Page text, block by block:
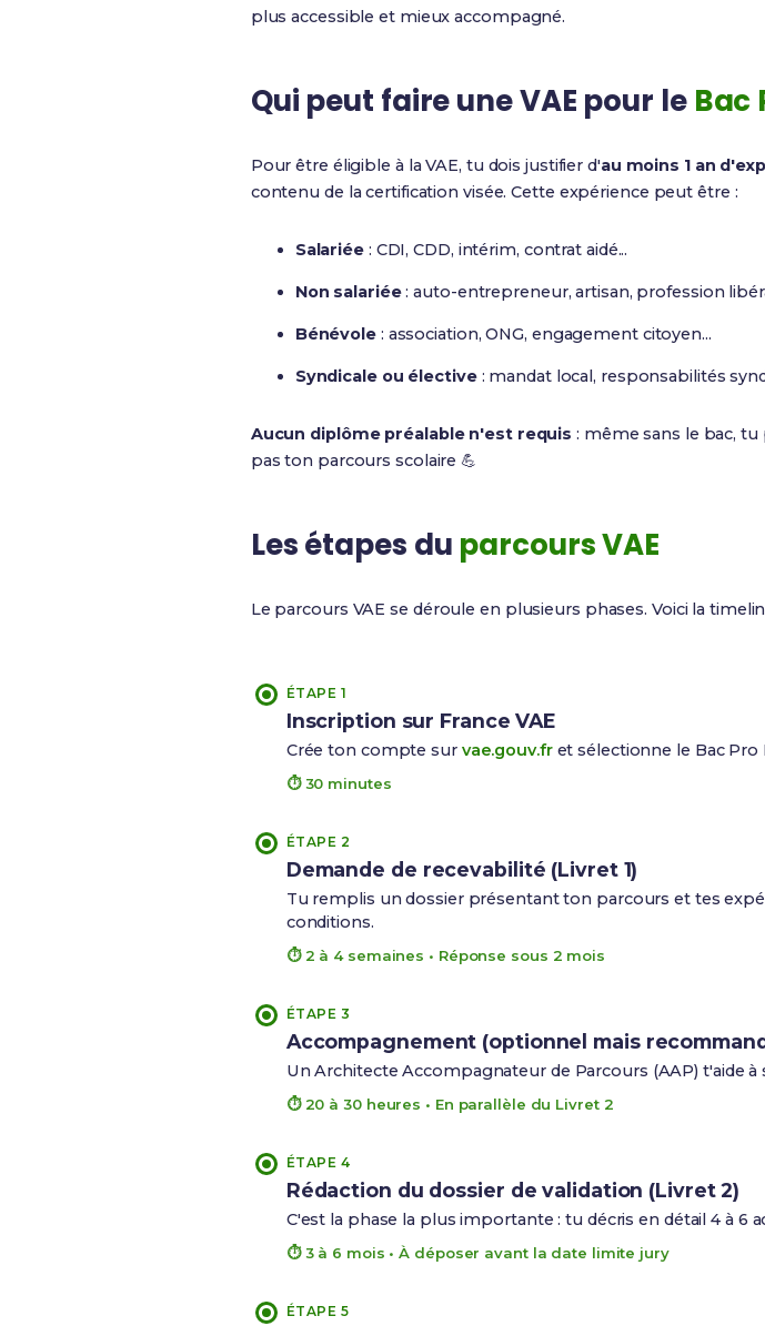
plus accessible et mieux accompagné.
Qui peut faire une VAE pour le Bac
Pour être éligible à la VAE, tu dois justifier d'au moins 1 an
contenu de la certification visée. Cette expérience peut être :
Salariée: CDI, CDD, intérim, contrat aidé...
Non salariée: auto-entrepreneur, artisan, profession
Bénévole: association, ONG, engagement citoyen...
Syndicale ou élective: mandat local, responsabilités
Aucun diplôme préalable n'est requis : même sans le bac,
pas ton parcours scolaire 💪
Les étapes du parcours VAE
Le parcours VAE se déroule en plusieurs phases. Voici la
ÉTAPE 1
Inscription sur France VAE
Crée ton compte sur vae.gouv.fret sélectionne le Bac Pro
⏱ 30 minutes
ÉTAPE 2
Demande de recevabilité (Livret 1)
Tu remplis un dossier présentant ton parcours et tes
conditions.
⏱ 2 à 4 semaines • Réponse sous 2 mois
ÉTAPE 3
Accompagnement (optionnel mais
Un Architecte Accompagnateur de Parcours (AAP) t'aide
⏱ 20 à 30 heures • En parallèle du Livret 2
ÉTAPE 4
Rédaction du dossier de validation (Livret 2)
C'est la phase la plus importante : tu décris en détail 4 à
⏱ 3 à 6 mois • À déposer avant la date limite jury
ÉTAPE 5